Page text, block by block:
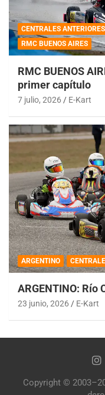
CENTRALES ANTERIORES
RMC BUENOS AIRES
RMC BUENOS
primer capítulo
7 julio, 2026 E-Kart
ARGENTINO
ARGENTINO:
23 junio, 2026 E-Kart
Copyright ©